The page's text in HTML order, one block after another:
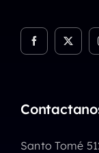
Santo Tomé